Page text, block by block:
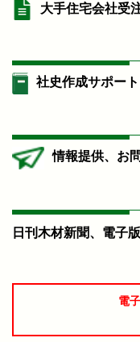
大手住宅会社受
社史作成サポー
情報提供、お
日刊木材新聞、電子
電